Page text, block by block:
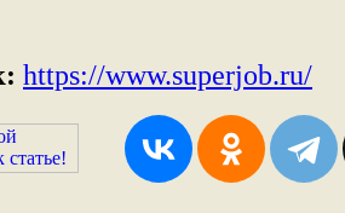
https://www.superjob.ru/